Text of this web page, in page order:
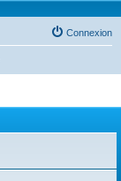
Connexion